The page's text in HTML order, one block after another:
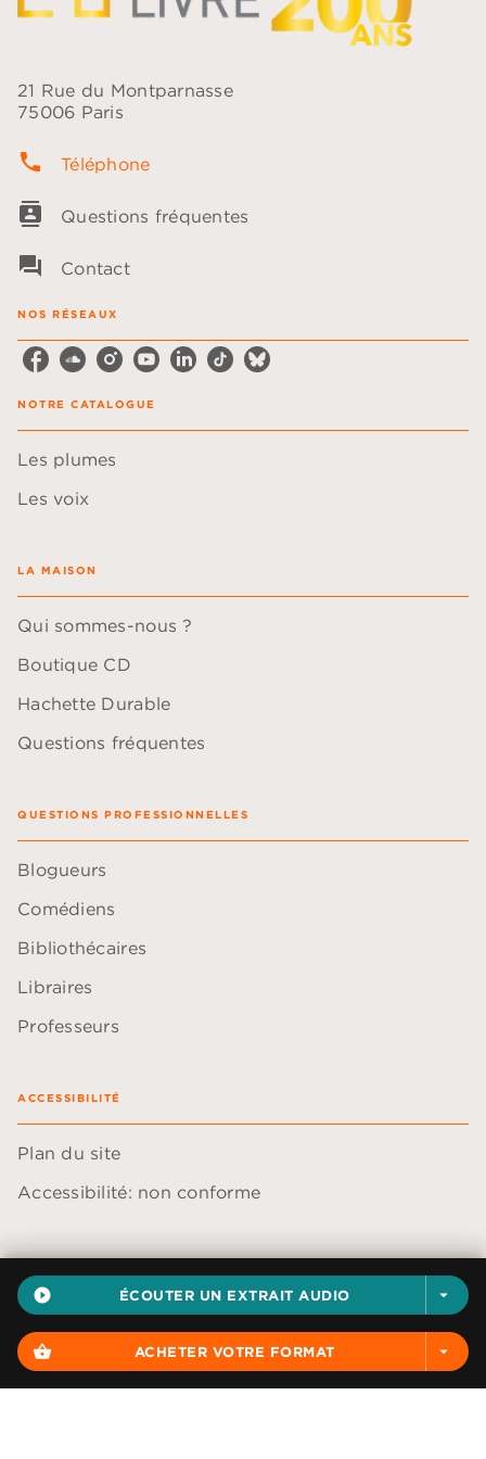
play_circle_filled ÉCOUTER UN EXTRAIT AUDIO arrow_drop_down
shopping_basket ACHETER VOTRE FORMAT arrow_drop_down
21 Rue du Montparnasse
75006 Paris
phone Téléphone
contacts Questions fréquentes
question_answer Contact
NOS RÉSEAUX
NOTRE CATALOGUE
Les plumes
Les voix
LA MAISON
Qui sommes-nous ?
Boutique CD
Hachette Durable
Questions fréquentes
QUESTIONS PROFESSIONNELLES
Blogueurs
Comédiens
Bibliothécaires
Libraires
Professeurs
ACCESSIBILITÉ
Plan du site
Accessibilité: non conforme
Données personnelles
Paramétrer vos cookies
Mentions légales